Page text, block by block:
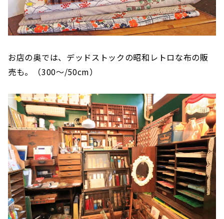
お店の奥では、デッドストックの昭和レトロな布の販
売も。（300〜/50cm）